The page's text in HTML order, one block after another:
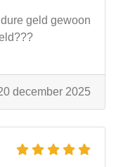
geld gewoon
december 2025